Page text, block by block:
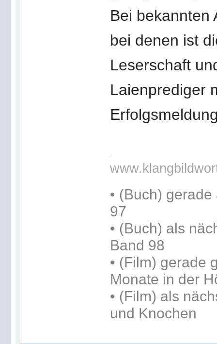
Bei bekannten
bei denen ist
Leserschaft
Laienprediger
• (Buch) gerade
97
• (Buch) als
Band 98
• (Film) gerade
Monate in der
• (Film) als
und Knochen